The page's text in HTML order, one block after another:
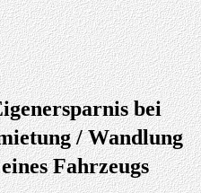
bei
/ Wandlung
eines Fahrzeugs